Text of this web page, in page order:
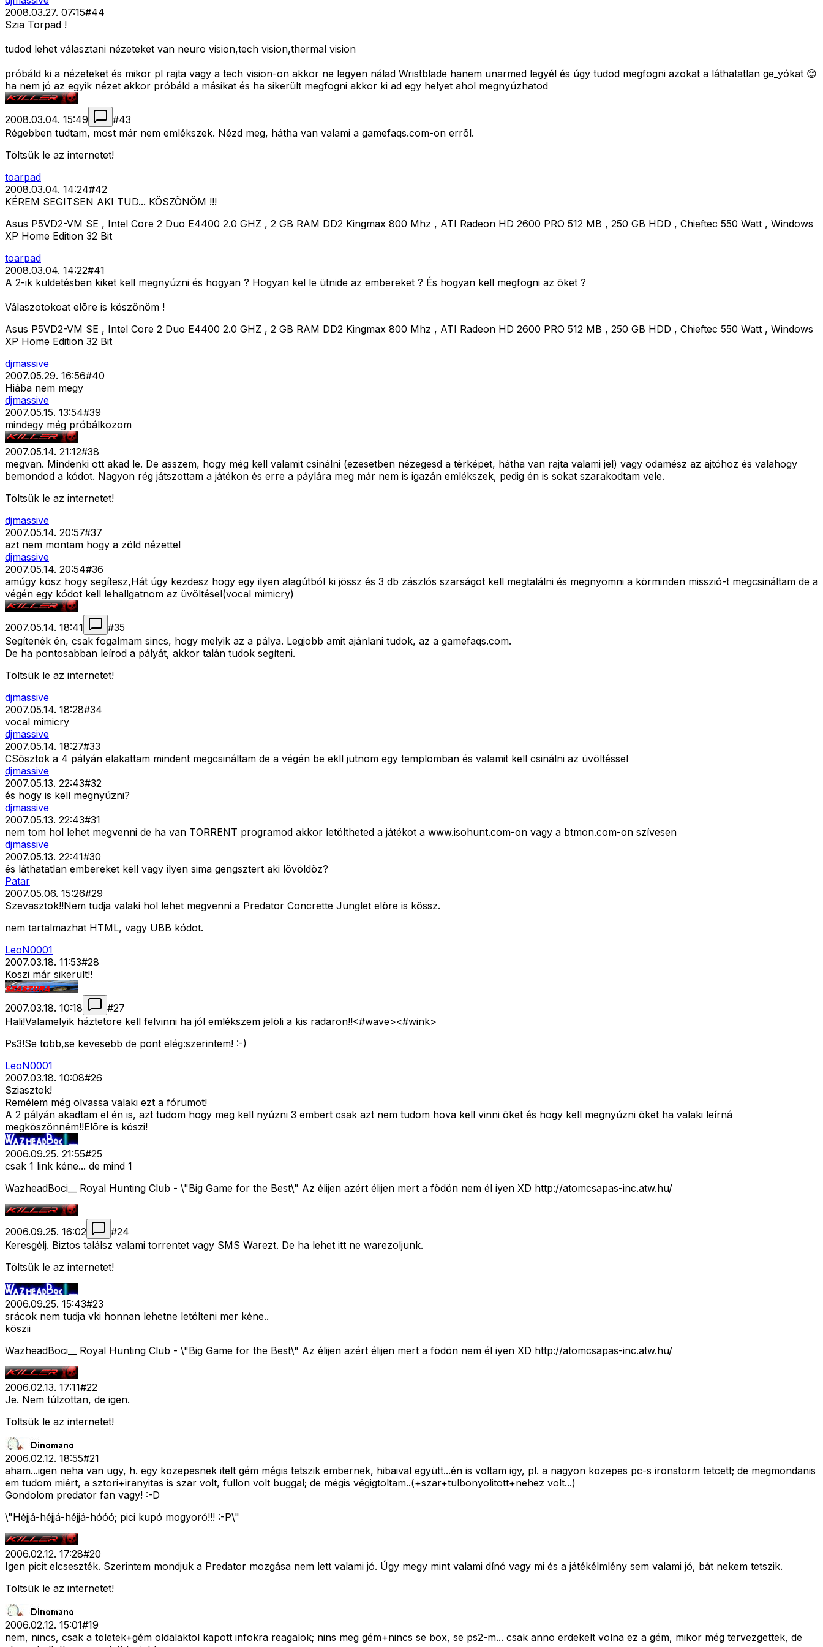
2008.03.27. 07:15#44
Szia Torpad !
tudod lehet választani nézeteket van neuro vision,tech vision,thermal vision
próbáld ki a nézeteket és mikor pl rajta vagy a tech vision-on akkor ne legyen nálad Wristblade hanem unarmed legyél és úgy tudod megfogni azokat a láthatatlan ge_yókat 😊
ha nem jó az egyik nézet akkor próbáld a másikat és ha sikerült megfogni akkor ki ad egy helyet ahol megnyúzhatod
2008.03.04. 15:49 #43
Régebben tudtam, most már nem emlékszek. Nézd meg, hátha van valami a gamefaqs.com-on errõl.
Töltsük le az internetet!
toarpad
2008.03.04. 14:24#42
KÉREM SEGITSEN AKI TUD... KÖSZÖNÖM !!!
Asus P5VD2-VM SE , Intel Core 2 Duo E4400 2.0 GHZ , 2 GB RAM DD2 Kingmax 800 Mhz , ATI Radeon HD 2600 PRO 512 MB , 250 GB HDD , Chieftec 550 Watt , Windows
XP Home Edition 32 Bit
toarpad
2008.03.04. 14:22#41
A 2-ik küldetésben kiket kell megnyúzni és hogyan ? Hogyan kel le ütnide az embereket ? És hogyan kell megfogni az õket ?
Válaszotokoat elõre is köszönöm !
Asus P5VD2-VM SE , Intel Core 2 Duo E4400 2.0 GHZ , 2 GB RAM DD2 Kingmax 800 Mhz , ATI Radeon HD 2600 PRO 512 MB , 250 GB HDD , Chieftec 550 Watt , Windows
XP Home Edition 32 Bit
djmassive
2007.05.29. 16:56#40
Hiába nem megy
djmassive
2007.05.15. 13:54#39
mindegy még próbálkozom
2007.05.14. 21:12#38
megvan. Mindenki ott akad le. De asszem, hogy még kell valamit csinálni (ezesetben nézegesd a térképet, hátha van rajta valami jel) vagy odamész az ajtóhoz és valahogy
bemondod a kódot. Nagyon rég játszottam a játékon és erre a páylára meg már nem is igazán emlékszek, pedig én is sokat szarakodtam vele.
Töltsük le az internetet!
djmassive
2007.05.14. 20:57#37
azt nem montam hogy a zöld nézettel
djmassive
2007.05.14. 20:54#36
amúgy kösz hogy segítesz,Hát úgy kezdesz hogy egy ilyen alagútból ki jössz és 3 db zászlós szarságot kell megtalálni és megnyomni a körminden misszió-t megcsináltam de a
végén egy kódot kell lehallgatnom az üvöltésel(vocal mimicry)
2007.05.14. 18:41 #35
Segítenék én, csak fogalmam sincs, hogy melyik az a pálya. Legjobb amit ajánlani tudok, az a gamefaqs.com.
De ha pontosabban leírod a pályát, akkor talán tudok segíteni.
Töltsük le az internetet!
djmassive
2007.05.14. 18:28#34
vocal mimicry
djmassive
2007.05.14. 18:27#33
CSõsztök a 4 pályán elakattam mindent megcsináltam de a végén be ekll jutnom egy templomban és valamit kell csinálni az üvöltéssel
djmassive
2007.05.13. 22:43#32
és hogy is kell megnyúzni?
djmassive
2007.05.13. 22:43#31
nem tom hol lehet megvenni de ha van TORRENT programod akkor letöltheted a játékot a www.isohunt.com-on vagy a btmon.com-on szívesen
djmassive
2007.05.13. 22:41#30
és láthatatlan embereket kell vagy ilyen sima gengsztert aki lövöldöz?
Patar
2007.05.06. 15:26#29
Szevasztok!!Nem tudja valaki hol lehet megvenni a Predator Concrette Junglet elöre is kössz.
nem tartalmazhat HTML, vagy UBB kódot.
LeoN0001
2007.03.18. 11:53#28
Köszi már sikerült!!
2007.03.18. 10:18 #27
Hali!Valamelyik háztetöre kell felvinni ha jól emlékszem jelöli a kis radaron!!<#wave><#wink>
Ps3!Se több,se kevesebb de pont elég:szerintem! :-)
LeoN0001
2007.03.18. 10:08#26
Sziasztok!
Remélem még olvassa valaki ezt a fórumot!
A 2 pályán akadtam el én is, azt tudom hogy meg kell nyúzni 3 embert csak azt nem tudom hova kell vinni õket és hogy kell megnyúzni õket ha valaki leírná
megköszönném!!Elõre is köszi!
2006.09.25. 21:55#25
csak 1 link kéne... de mind 1
WazheadBoci__ Royal Hunting Club - \"Big Game for the Best\" Az élijen azért élijen mert a födön nem él iyen XD http://atomcsapas-inc.atw.hu/
2006.09.25. 16:02 #24
Keresgélj. Biztos találsz valami torrentet vagy SMS Warezt. De ha lehet itt ne warezoljunk.
Töltsük le az internetet!
2006.09.25. 15:43#23
srácok nem tudja vki honnan lehetne letölteni mer kéne..
köszii
WazheadBoci__ Royal Hunting Club - \"Big Game for the Best\" Az élijen azért élijen mert a födön nem él iyen XD http://atomcsapas-inc.atw.hu/
2006.02.13. 17:11#22
Je. Nem túlzottan, de igen.
Töltsük le az internetet!
2006.02.12. 18:55#21
aham...igen neha van ugy, h. egy közepesnek itelt gém mégis tetszik embernek, hibaival együtt...én is voltam igy, pl. a nagyon közepes pc-s ironstorm tetcett; de megmondanis
em tudom miért, a sztori+iranyitas is szar volt, fullon volt buggal; de mégis végigtoltam..(+szar+tulbonyolitott+nehez volt...)
Gondolom predator fan vagy! :-D
\"Héjjá-héjjá-héjjá-hóóó; pici kupó mogyoró!!! :-P\"
2006.02.12. 17:28#20
Igen picit elcseszték. Szerintem mondjuk a Predator mozgása nem lett valami jó. Úgy megy mint valami dínó vagy mi és a játékélmlény sem valami jó, bát nekem tetszik.
Töltsük le az internetet!
2006.02.12. 15:01#19
nem, nincs, csak a töletek+gém oldalaktol kapott infokra reagalok; nins meg gém+nincs se box, se ps2-m... csak anno erdekelt volna ez a gém, mikor még tervezgettek, de